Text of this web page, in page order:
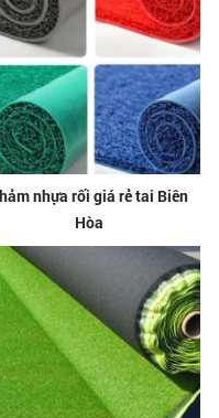
nhựa rối giá rẻ tai Biên
Hòa